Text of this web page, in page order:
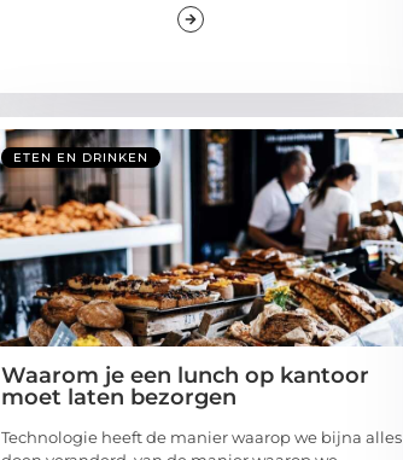
ETEN EN DRINKEN
Waarom je een lunch op kantoor
moet laten bezorgen
Technologie heeft de manier waarop we bijna alles